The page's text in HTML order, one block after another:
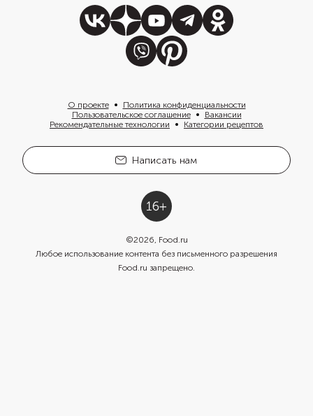
О проекте
Политика конфиденциальности
Пользовательское соглашение
Вакансии
Рекомендательные технологии
Категории рецептов
Написать нам
©2026, Food.ru
Любое использование контента без письменного разрешения
Food.ru запрещено.